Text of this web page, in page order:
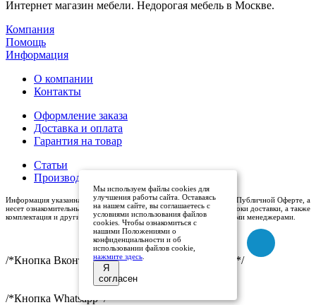
Интернет магазин мебели. Недорогая мебель в Москве.
Компания
Помощь
Информация
О компании
Контакты
Оформление заказа
Доставка и оплата
Гарантия на товар
Статьи
Производители
Информация указанная на сайте (описания и цены), не относится к Публичной Оферте, а
несет ознакомительный характер. Окончательная цена, условия и сроки доставки, а также
комплектация и другие характеристики товаров - уточняются нашими менеджерами.
/*Кнопка Вконтакте (международный логотип)*/
/*Кнопка Whatsapp*/
Мы используем файлы cookies для
улучшения работы сайта. Оставаясь
на нашем сайте, вы соглашаетесь с
условиями использования файлов
cookies. Чтобы ознакомиться с
нашими Положениями о
конфиденциальности и об
использовании файлов cookie,
нажмите здесь
Я
согласен